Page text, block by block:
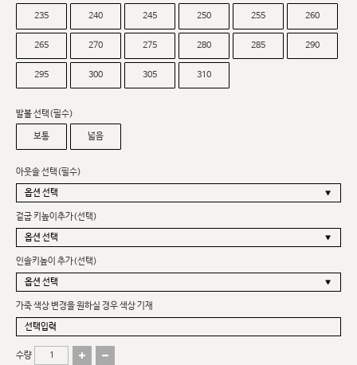
235 240 245 250 255 260
265 270 275 280 285 290
295 300 305 310
발볼 선택(필수)
보통 넓음
아웃솔 선택(필수)
겉굽 키높이추가(선택)
인솔키높이 추가(선택)
가죽 색상 변경을 원하실 경우 색상 기재
수량